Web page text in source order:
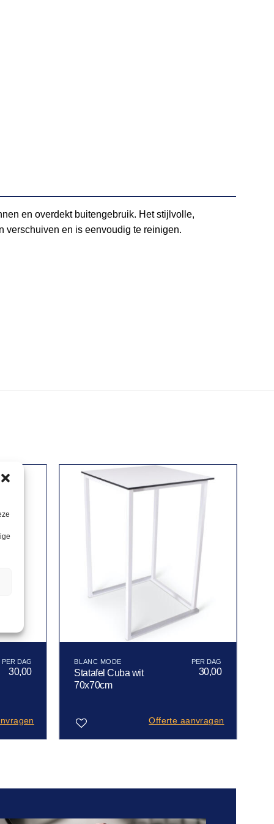
en overdekt buitengebruik. Het stijlvolle,
verschuiven en is eenvoudig te reinigen.
30,00
BLANC MODE
Statafel Cuba wit
70x70cm
30,00
Offerte aanvragen